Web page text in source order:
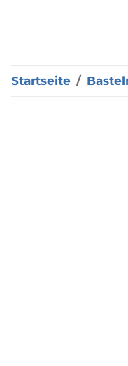
Startseite